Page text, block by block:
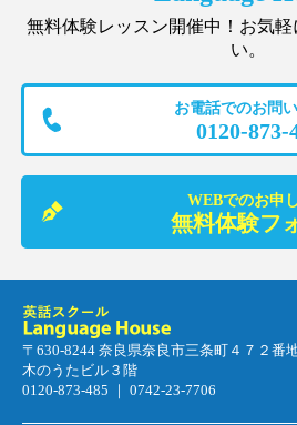
無料体験レッスン開催中！お気
い。
お電話でのお問
0120-873-
WEBでのお申
無料体験フ
〒630-8244 奈良県奈良市三条町４７２番
木のうたビル３階
0120-873-485 ｜ 0742-23-7706